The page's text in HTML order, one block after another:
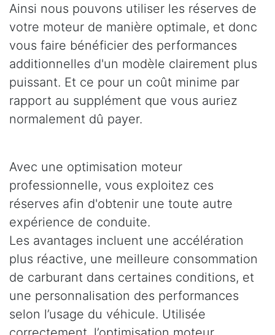
Ainsi nous pouvons utiliser les réserves de
votre moteur de manière optimale, et donc
vous faire bénéficier des performances
additionnelles d'un modèle clairement plus
puissant. Et ce pour un coût minime par
rapport au supplément que vous auriez
normalement dû payer.
Avec une optimisation moteur
professionnelle, vous exploitez ces
réserves afin d'obtenir une toute autre
expérience de conduite.
Les avantages incluent une accélération
plus réactive, une meilleure consommation
de carburant dans certaines conditions, et
une personnalisation des performances
selon l’usage du véhicule. Utilisée